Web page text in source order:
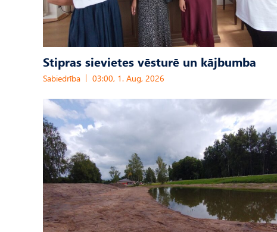
Stipras sievietes vēsturē un kājbumba
Sabiedrība 03:00, 1. Aug, 2026